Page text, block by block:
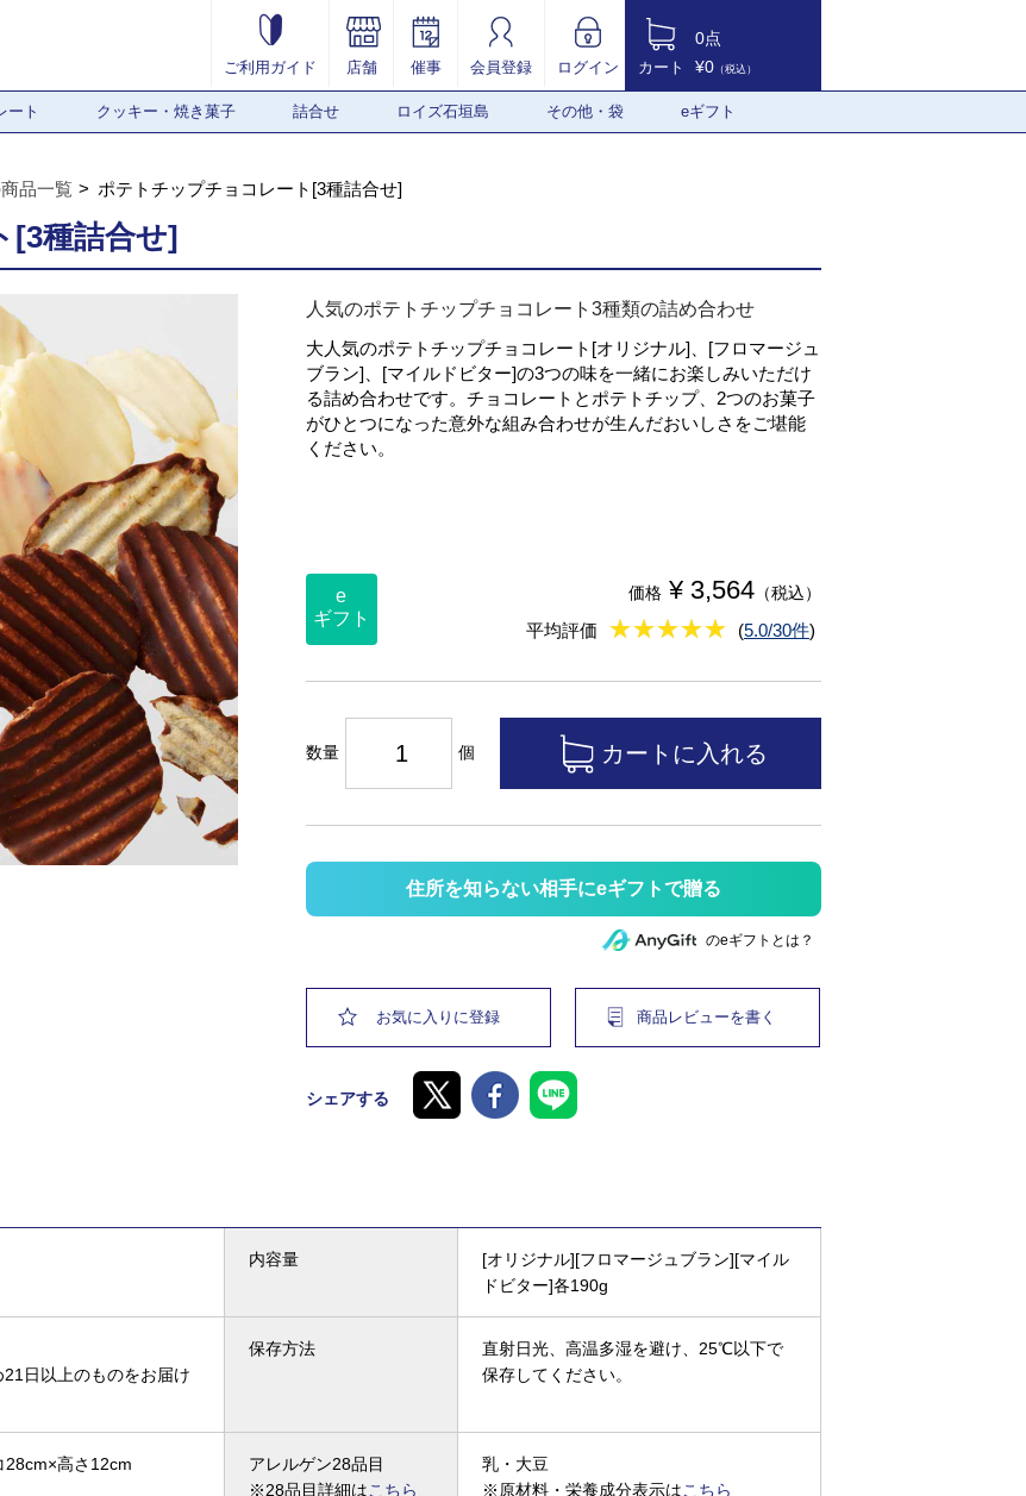
ご利用ガイド 店舗 催事 会員登録 ログイン カート
0点
¥0 （税込）
ート クッキー・焼き菓子 詰合せ ロイズ石垣島 その他・袋 eギフト
品一覧 ポテトチップチョコレート[3種詰合せ]
[3種詰合せ]
人気のポテトチップチョコレート3種類の詰め合わせ
大人気のポテトチップチョコレート[オリジナル]、[フロマージュ
ブラン]、[マイルドビター]の3つの味を一緒にお楽しみいただけ
る詰め合わせです。チョコレートとポテトチップ、2つのお菓子
がひとつになった意外な組み合わせが生んだおいしさをご堪能
ください。
e
ギフト
価格 ¥ 3,564 （税込）
平均評価 ★★★★★
★★★★★ (5.0/30件)
数量 個
住所を知らない相手にeギフトで贈る
のeギフトとは？
お気に入りに登録 商品レビューを書く
シェアする
内容量
[オリジナル][フロマージュブラン][マイル
ドビター]各190g
日以上のものをお届け
保存方法
直射日光、高温多湿を避け、25℃以下で
保存してください。
28cm×高さ12cm
アレルゲン28品目
※28品目詳細はこちら
乳・大豆
※原材料・栄養成分表示はこちら